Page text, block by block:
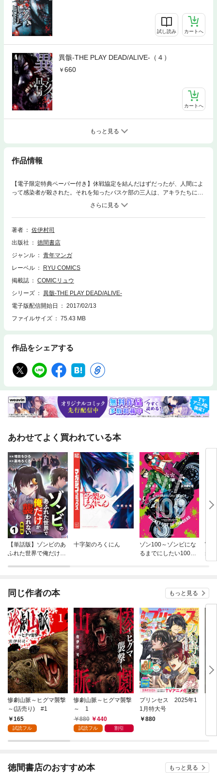
試し読み カートへ
異骸-THE PLAY DEAD/ALIVE-（４）
660
カートへ
もっと見る
作品情報
【電子限定特典ペーパー付き】休戦協定を結んだはずだったが、人間によ
って感染者が殺された。それを知ったバスケ部の三人は、アキラたちに隠
れて武器を集めだした…。一方、感染者側に監禁されていた古池の解放が
決まる。しかしその解放には宝条の企てがあった…。そんなことは予想も
せず、純粋に古池の解放を喜ぶアキラたち。そして約束の三時間が経過―
―その時。アキラの目の前には信じられない光景が拡がった。
著者
佐伊村司
出版社
徳間書店
ジャンル
青年マンガ
レーベル
RYU COMICS
掲載誌
COMICリュウ
シリーズ
異骸-THE PLAY DEAD/ALIVE-
電子版配信開始日
2017/02/13
ファイルサイズ
75.43 MB
作品をシェアする
あわせてよく買われている本
【単話版】ゾンビのあ
ふれた世界で俺だけが
十字架のろくにん
ゾン100～ゾンビにな
るまでにしたい100の
装版
同じ作者の本 もっと見る
惨劇山脈～ヒグマ襲撃
～(話売り) #1
165
試読フル
惨劇山脈～ヒグマ襲撃
～ 1
880
440
試読フル 割引
プリンセス 2025年1
1月特大号
880
徳間書店のおすすめ本 もっと見る